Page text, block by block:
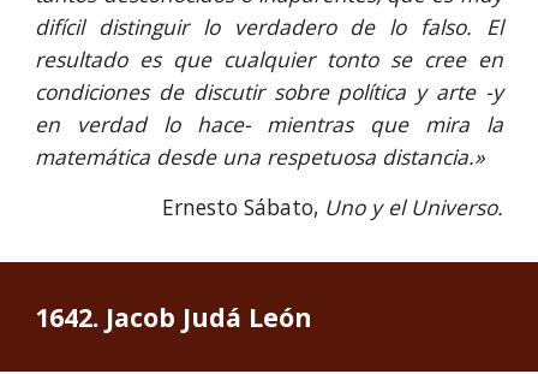
difícil distinguir lo verdadero de lo falso. El
resultado es que cualquier tonto se cree en
condiciones de discutir sobre política y arte -y
en verdad lo hace- mientras que mira la
matemática desde una respetuosa distancia.»
Ernesto Sábato, Uno y el Universo.
1642. Jacob Judá León